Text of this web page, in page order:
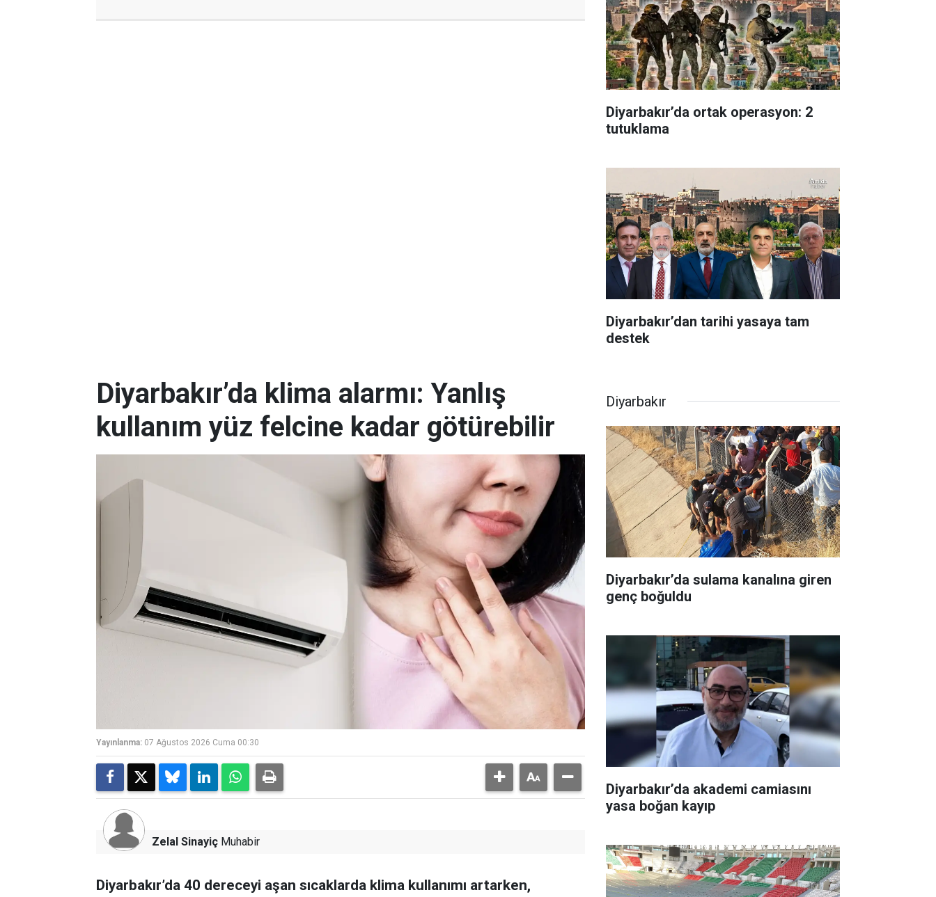
Diyarbakır’da ortak operasyon: 2
tutuklama
Diyarbakır’dan tarihi yasaya tam
destek
Diyarbakır’da klima alarmı: Yanlış
kullanım yüz felcine kadar götürebilir
Yayınlanma: 07 Ağustos 2026 Cuma 00:30
Zelal Sinayiç Muhabir
Diyarbakır’da 40 dereceyi aşan sıcaklarda klima kullanımı artarken,
Diyarbakır
Diyarbakır’da sulama kanalına giren
genç boğuldu
Diyarbakır’da akademi camiasını
yasa boğan kayıp